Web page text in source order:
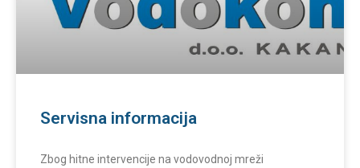
Servisna informacija
Zbog hitne intervencije na vodovodnoj mreži